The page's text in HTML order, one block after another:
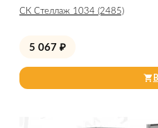
СК Стеллаж 1034 (2485)
5 067 ₽